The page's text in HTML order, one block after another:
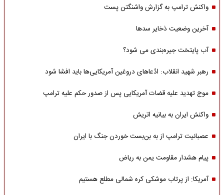
واکنش ترامپ به گزارش واشنگتن پست
آخرین وضعیت ذخایر سدها
آب پایتخت جیره‌بندی می شود؟
رهبر شهید انقلاب: ادّعاهای دروغین آمریکایی‌ها باید افشا شود
موج تهدید علیه قضات آمریکایی پس از صدور حکم علیه ترامپ
واکنش ایران به بیانیه اتریش
عصبانیت ترامپ از به بن‌بست خوردن جنگ با ایران
پیام هشدار مقاومت یمن به ریاض
آمریکا: از پرتاب موشکی کره شمالی مطلع هستیم